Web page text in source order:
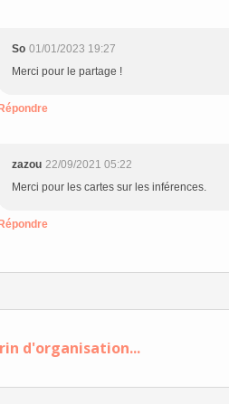
So 01/01/2023 19:27
Merci pour le partage !
Répondre
zazou 22/09/2021 05:22
Merci pour les cartes sur les inférences.
Répondre
d'organisation...